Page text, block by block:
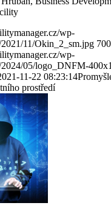
wp-
11/Okin_2_sm.jpg 700
wp-
2024/05/logo_DNFM-
11-22 08:23:14
prostředí